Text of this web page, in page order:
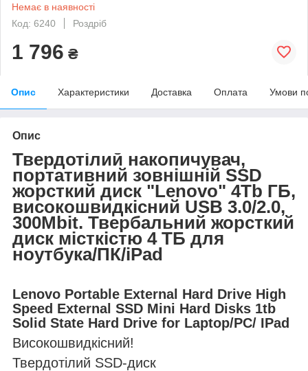
Немає в наявності
Код: 6240
Роздріб
1 796 ₴
Опис Характеристики Доставка Оплата Умови
Опис
Твердотілий накопичувач,
портативний зовнішній SSD
жорсткий диск "Lenovo" 4Tb ГБ,
високошвидкісний USB 3.0/2.0,
300Mbit. Твербальний жорсткий
диск місткістю 4 ТБ для
ноутбука/ПК/iPad
Lenovo Portable External Hard Drive High
Speed External SSD Mini Hard Disks 1tb
Solid State Hard Drive for Laptop/PC/ IPad
Високошвидкісний!
Твердотілий SSD-диск